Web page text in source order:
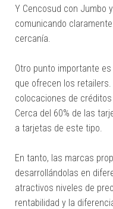
Y Cencosud con Jumbo
comunicando
cercanía.
Otro punto importante
que ofrecen los retailers.
colocaciones de
Cerca del 60% de las
a tarjetas de este tipo.
En tanto, las marcas
desarrollándolas en
atractivos niveles de
rentabilidad y la